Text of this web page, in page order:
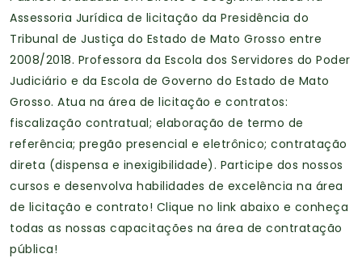
Assessoria Jurídica de licitação da Presidência do
Tribunal de Justiça do Estado de Mato Grosso entre
2008/2018. Professora da Escola dos Servidores do Poder
Judiciário e da Escola de Governo do Estado de Mato
Grosso. Atua na área de licitação e contratos:
fiscalização contratual; elaboração de termo de
referência; pregão presencial e eletrônico; contratação
direta (dispensa e inexigibilidade). Participe dos nossos
cursos e desenvolva habilidades de excelência na área
de licitação e contrato! Clique no link abaixo e conheça
todas as nossas capacitações na área de contratação
pública!